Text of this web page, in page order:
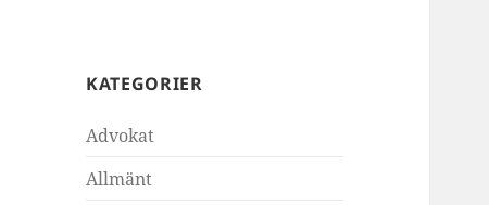
KATEGORIER
Advokat
Allmänt